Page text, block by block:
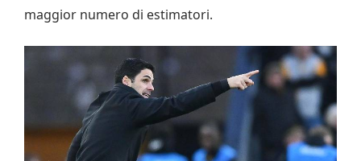
maggior numero di estimatori.